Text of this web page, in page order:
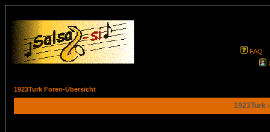
FAQ
1923Turk Foren-Übersicht
1923Turk